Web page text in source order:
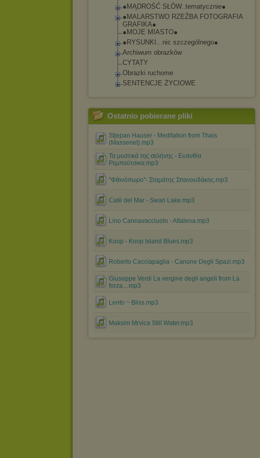
●MĄDROŚĆ SŁÓW..tematycznie●
●MALARSTWO RZEŹBA FOTOGRAFIA
GRAFIKA●
●MOJE MIASTO●
●RYSUNKI...nic szczególnego●
Archiwum obrazków
CYTATY
Obrazki ruchome
SENTENCJE ŻYCIOWE
Ostatnio pobierane pliki
Stjepan Hauser - Meditation from Thais
(Massenet).mp3
Τα μυστικά της σελήνης - Ευανθία
Ρεμπούτσικα.mp3
''Φθινόπωρο''- Σταμάτης Σπανουδάκης.mp3
Café del Mar - Swan Lake.mp3
Lino Cannavacciuolo - Altalena.mp3
Koop - Koop Island Blues.mp3
Roberto Cacciapaglia - Canone Degli Spazi.mp3
Giuseppe Verdi La vergine degli angeli from La
forza....mp3
Lento ~ Bliss.mp3
Maksim Mrvica Still Water.mp3